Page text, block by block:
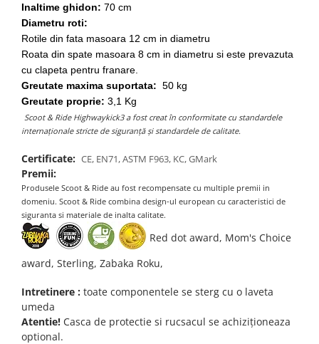
Inaltime ghidon: 70 cm
Diametru roti:
Rotile din fata masoara 12 cm in diametru
Roata din spate masoara 8 cm in diametru si este prevazuta
cu clapeta pentru franare.
Greutate maxima suportata: 50 kg
Greutate proprie: 3,1 Kg
Scoot & Ride Highwaykick3 a fost creat în conformitate cu standardele
internaționale stricte de siguranță și standardele de calitate.
Certificate: CE, EN71, ASTM F963, KC, GMark
Premii:
Produsele Scoot & Ride au fost recompensate cu multiple premii in
domeniu. Scoot & Ride combina design-ul european cu caracteristici de
siguranta si materiale de inalta calitate.
Red dot award, Mom's Choice
award, Sterling, Zabaka Roku,
Intretinere : toate componentele se sterg cu o laveta
umeda
Atentie! Casca de protectie si rucsacul se achiziționeaza
optional.